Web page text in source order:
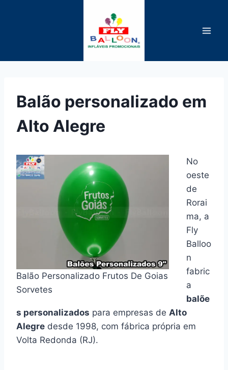
Balão personalizado em
Alto Alegre
Balão Personalizado Frutos De Goias
Sorvetes
No
oeste
de
Rorai
ma, a
Fly
Balloo
n
fabric
a
balõe
s personalizados para empresas de Alto
Alegre desde 1998, com fábrica própria em
Volta Redonda (RJ).